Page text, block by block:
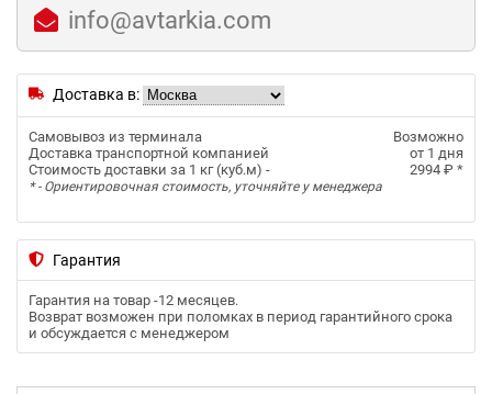
info@avtarkia.com
Доставка в:
Самовывоз из терминала
Возможно
Доставка транспортной компанией
от 1 дня
Стоимость доставки за 1 кг (куб.м) -
2994 ₽ *
* - Ориентировочная стоимость, уточняйте у менеджера
Гарантия
Гарантия на товар -12 месяцев.
Возврат возможен при поломках в период гарантийного срока
и обсуждается с менеджером